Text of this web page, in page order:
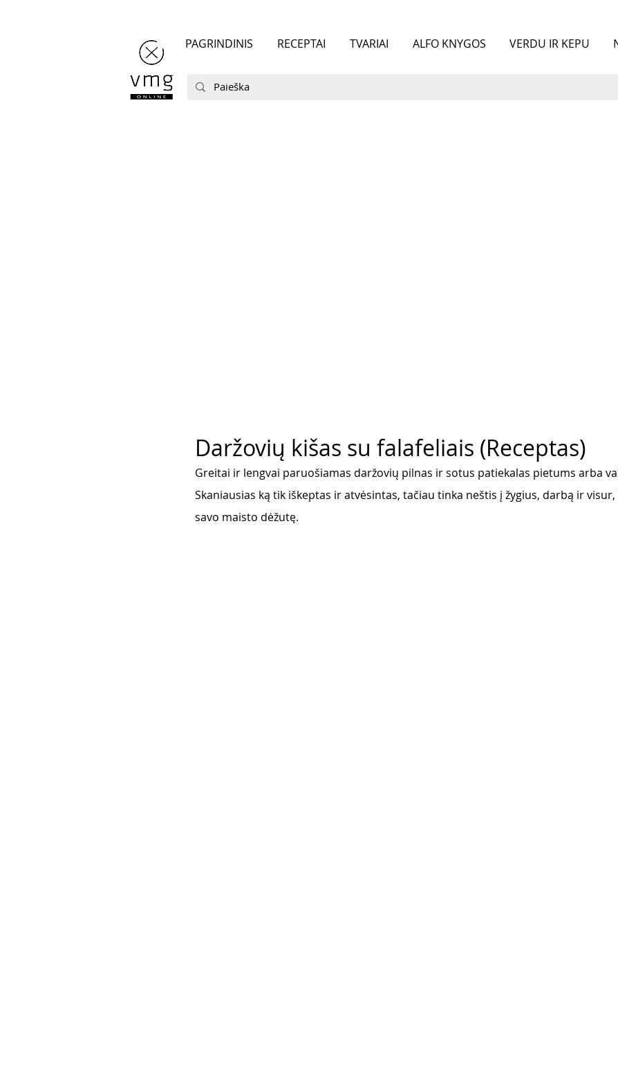
PAGRINDINIS RECEPTAI TVARIAI ALFO KNYGOS VERDU IR KEPU
Daržovių kišas su falafeliais (Receptas)
Greitai ir lengvai paruošiamas daržovių pilnas ir sotus patiekalas pietums arba
Skaniausias ką tik iškeptas ir atvėsintas, tačiau tinka neštis į žygius, darbą ir
savo maisto dėžutę.